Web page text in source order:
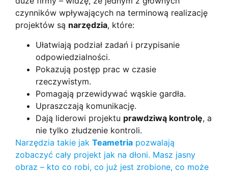
czynników wpływających na terminową realizację
projektów są narzędzia, które:
Ułatwiają podział zadań i przypisanie
odpowiedzialności.
Pokazują postęp prac w czasie
rzeczywistym.
Pomagają przewidywać wąskie gardła.
Upraszczają komunikację.
Dają liderowi projektu prawdziwą kontrolę, a
nie tylko złudzenie kontroli.
Narzędzia takie jak Teametria pozwalają
zobaczyć cały projekt jak na dłoni. Masz jasny
obraz – kto co robi, co już jest zrobione, co może